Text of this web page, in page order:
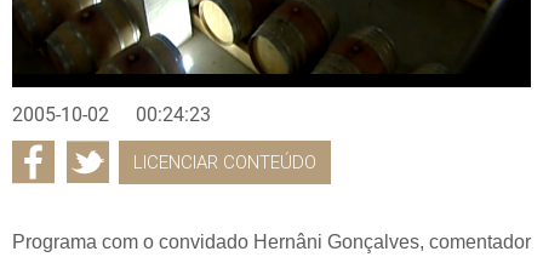
2005-10-02 00:24:23
LICENCIAR CONTEÚDO
Programa com o convidado Hernâni Gonçalves, comentador